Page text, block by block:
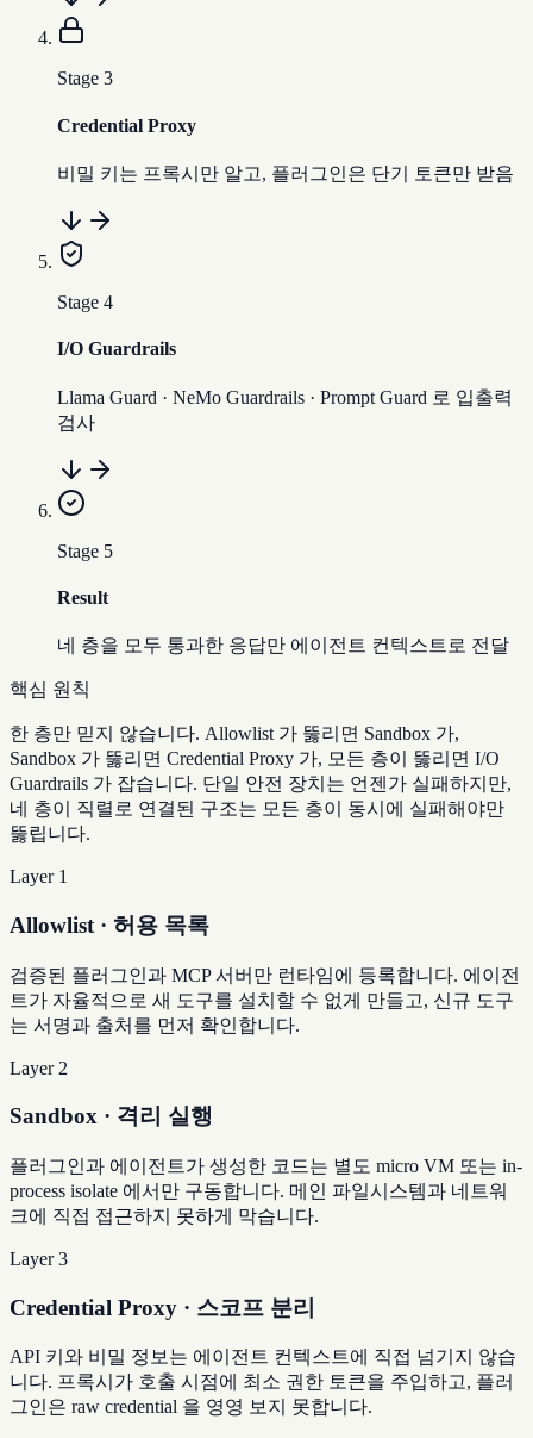
Stage 3
Credential Proxy
비밀 키는 프록시만 알고, 플러그인은 단기 토큰만 받음
Stage 4
I/O Guardrails
Llama Guard · NeMo Guardrails · Prompt Guard 로 입출력
검사
Stage 5
Result
네 층을 모두 통과한 응답만 에이전트 컨텍스트로 전달
핵심 원칙
한 층만 믿지 않습니다. Allowlist 가 뚫리면 Sandbox 가,
Sandbox 가 뚫리면 Credential Proxy 가, 모든 층이 뚫리면 I/O
Guardrails 가 잡습니다. 단일 안전 장치는 언젠가 실패하지만,
네 층이 직렬로 연결된 구조는 모든 층이 동시에 실패해야만
뚫립니다.
Layer 1
Allowlist · 허용 목록
검증된 플러그인과 MCP 서버만 런타임에 등록합니다. 에이전
트가 자율적으로 새 도구를 설치할 수 없게 만들고, 신규 도구
는 서명과 출처를 먼저 확인합니다.
Layer 2
Sandbox · 격리 실행
플러그인과 에이전트가 생성한 코드는 별도 micro VM 또는 in-
process isolate 에서만 구동합니다. 메인 파일시스템과 네트워
크에 직접 접근하지 못하게 막습니다.
Layer 3
Credential Proxy · 스코프 분리
API 키와 비밀 정보는 에이전트 컨텍스트에 직접 넘기지 않습
니다. 프록시가 호출 시점에 최소 권한 토큰을 주입하고, 플러
그인은 raw credential 을 영영 보지 못합니다.